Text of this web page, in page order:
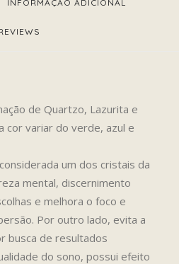
INFORMAÇÃO ADICIONAL
de Quartzo, Lazurita e
cor variar do verde, azul e
um dos cristais da
mental, discernimento
e melhora o foco e
Por outro lado, evita a
busca de resultados
do sono, possui efeito